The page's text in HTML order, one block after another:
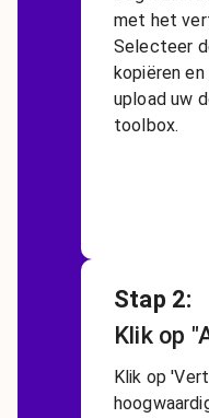
met het
Selecteer
kopiëren
upload uw
toolbox.
Stap 2:
Klik op
Klik op